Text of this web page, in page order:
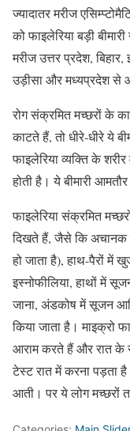
ज्यादातर मरीज
को फाइलेरिया बड़ी
मरीज उत्तर प्रदेश,
उड़ीसा और मध्यप्रदेश से
रोग संक्रमित मच्छरों के
काटते हैं, तो धीरे-धीरे ये
फाइलेरिया व्यक्ति के
होती है। ये बीमारी
फाइलेरिया संक्रमित
दिखते हैं, जैसे कि अचानक
हो जाता है), हाथ-पैरों में
इस्नोफीलिया, हाथों में
जाना, अंडकोष में सूजन
किया जाता है। माइक्रो
आराम करते हैं और रात के
टेस्ट रात में करना पड़ता
आती। पर ये लोग